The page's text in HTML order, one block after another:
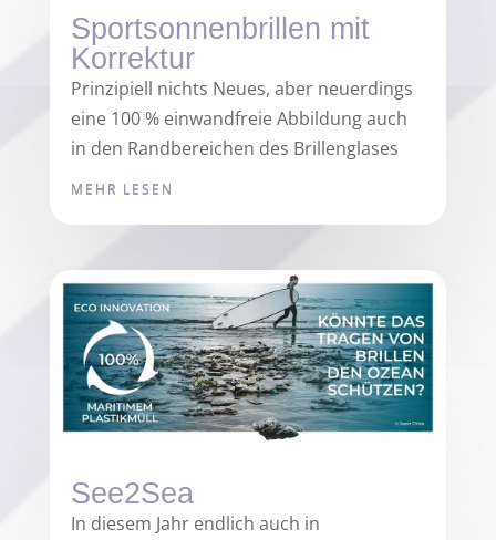
Sportsonnenbrillen mit
Korrektur
Prinzipiell nichts Neues, aber neuerdings
eine 100 % einwandfreie Abbildung auch
in den Randbereichen des Brillenglases
MEHR LESEN
See2Sea
In diesem Jahr endlich auch in